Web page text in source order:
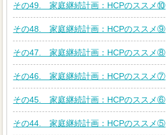
その49. 家庭継続計画：HCPのススメ⑩
その48. 家庭継続計画：HCPのススメ⑨
その47. 家庭継続計画：HCPのススメ⑧
その46. 家庭継続計画：HCPのススメ⑦
その45. 家庭継続計画：HCPのススメ⑥
その44. 家庭継続計画：HCPのススメ⑤